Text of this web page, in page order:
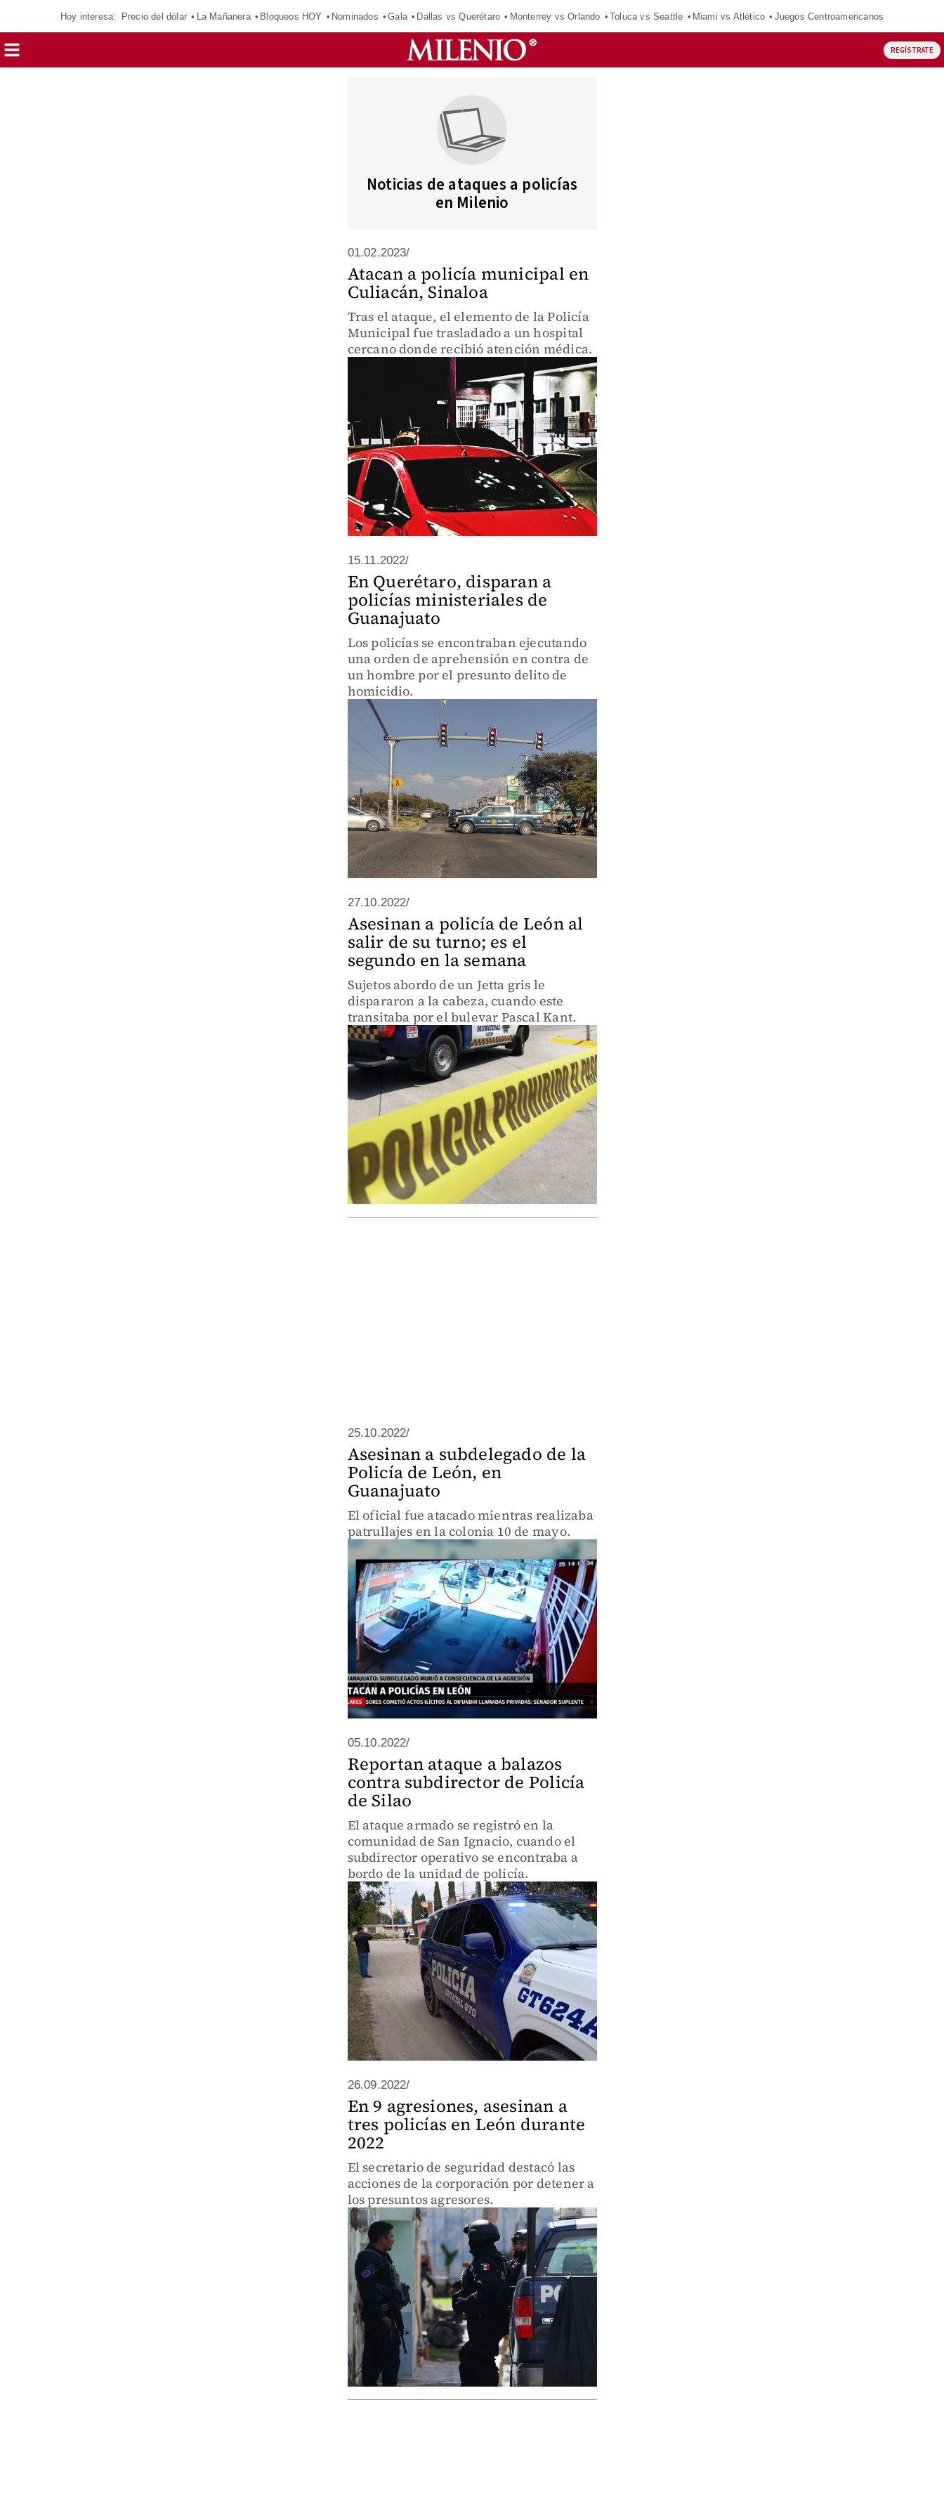
Hoy interesa: Precio del dólar La Mañanera Bloqueos HOY Nominados Gala Dallas vs Querétaro Monterrey vs Orlando Toluca vs Seattle Miami vs Atlético Juegos Centroamericanos
REGÍSTRATE
Noticias de ataques a policías
en Milenio
01.02.2023/
Atacan a policía municipal en
Culiacán, Sinaloa
Tras el ataque, el elemento de la Policía
Municipal fue trasladado a un hospital
cercano donde recibió atención médica.
15.11.2022/
En Querétaro, disparan a
policías ministeriales de
Guanajuato
Los policías se encontraban ejecutando
una orden de aprehensión en contra de
un hombre por el presunto delito de
homicidio.
27.10.2022/
Asesinan a policía de León al
salir de su turno; es el
segundo en la semana
Sujetos abordo de un Jetta gris le
dispararon a la cabeza, cuando este
transitaba por el bulevar Pascal Kant.
25.10.2022/
Asesinan a subdelegado de la
Policía de León, en
Guanajuato
El oficial fue atacado mientras realizaba
patrullajes en la colonia 10 de mayo.
05.10.2022/
Reportan ataque a balazos
contra subdirector de Policía
de Silao
El ataque armado se registró en la
comunidad de San Ignacio, cuando el
subdirector operativo se encontraba a
bordo de la unidad de policía.
26.09.2022/
En 9 agresiones, asesinan a
tres policías en León durante
2022
El secretario de seguridad destacó las
acciones de la corporación por detener a
los presuntos agresores.